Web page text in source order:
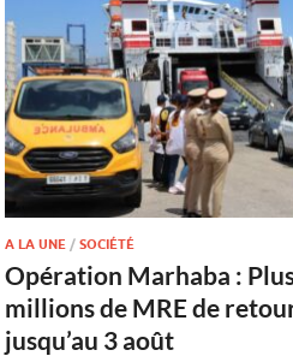
A LA UNE /SOCIÉTÉ
Opération Marhaba :
millions de MRE de
jusqu’au 3 août